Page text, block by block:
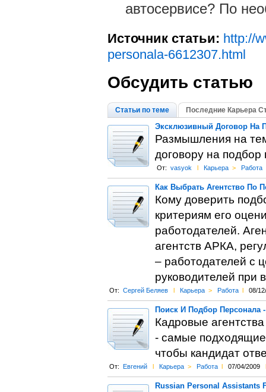
автосервисе? По
Источник статьи: http://
personala-6612307.html
Обсудить статью
Статьи по теме Последние Карьера
Эксклюзивный Договор На
Размышления на
договору на подбор
От: vasyok l Карьера > Работа
Как Выбрать Агентство По
Кому доверить
критериям его
работодателей.
агентств АРКА,
– работодателей с
руководителей при
От: Сергей Беляев l Карьера > Работа l 08/
Поиск И Подбор Персонала
Кадровые
- самые подходящие
чтобы кандидат
От: Евгений l Карьера > Работа l 07/04/2009 l
Russian Personal